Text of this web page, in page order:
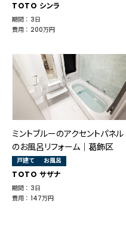
TOTO シンラ
期間 ： 3日
費用 ： 200万円
ミントブルーのアクセントパネル
のお風呂リフォーム｜葛飾区
戸建て お風呂
TOTO サザナ
期間 ： 3日
費用 ： 147万円